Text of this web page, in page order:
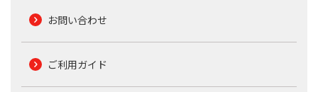
お問い合わせ
ご利用ガイド